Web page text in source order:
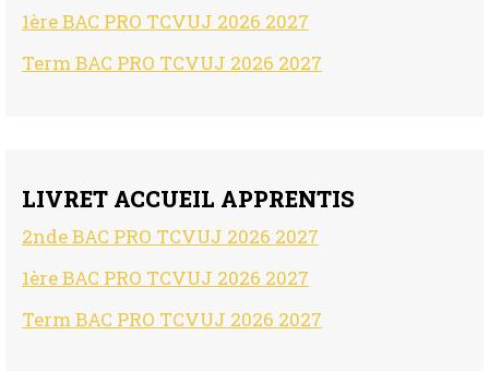
1ère BAC PRO TCVUJ 2026 2027
Term BAC PRO TCVUJ 2026 2027
LIVRET ACCUEIL APPRENTIS
2nde BAC PRO TCVUJ 2026 2027
1ère BAC PRO TCVUJ 2026 2027
Term BAC PRO TCVUJ 2026 2027